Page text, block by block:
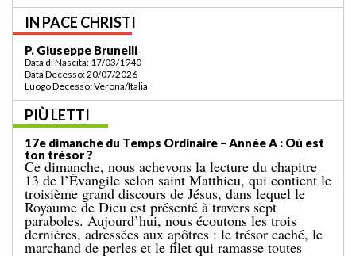
IN PACE CHRISTI
P. Bruno Bordonali
Data di Nascita: 01/07/1942
Data Decesso: 13/07/2026
Luogo Decesso: Verona /Italia
PIÙ LETTI
19e dimanche du Temps Ordinaire – Année A: «
Ordonne-moi de venir vers toi ! »
L’Évangile de dimanche dernier nous racontait le
miracle de la multiplication des pains pour une
grande foule, dans un lieu désert. Le récit se
terminait par le ramassage de douze paniers remplis
de restes. Cet événement est suivi de l’épisode bien
connu d’aujourd’hui, dans lequel Jésus marche sur la
mer. [...]